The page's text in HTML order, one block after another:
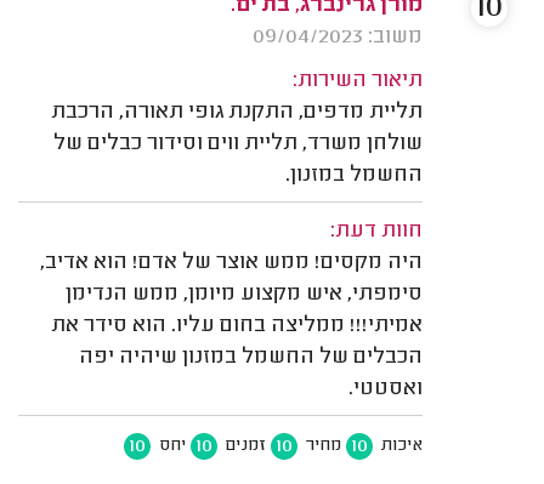
מורן גרינברג, בת ים.
משוב: 09/04/2023
תיאור השירות:
תליית מדפים, התקנת גופי תאורה, הרכבת
שולחן משרד, תליית ווים וסידור כבלים של
החשמל במזנון.
חוות דעת:
היה מקסים! ממש אוצר של אדם! הוא אדיב,
סימפתי, איש מקצוע מיומן, ממש הנדימן
אמיתי!!! ממליצה בחום עליו. הוא סידר את
הכבלים של החשמל במזנון שיהיה יפה
ואסטטי.
איכות 10 מחיר 10 זמנים 10 יחס 10
10